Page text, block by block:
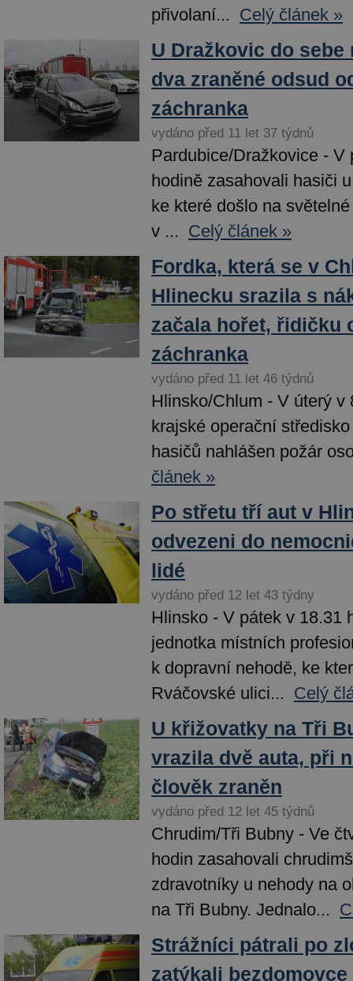
přivolaní... Celý článek »
U Dražkovic do
dva zraněné odsud
záchranka
vydáno před 11 let 37 týdnů
Pardubice/Dražkovice - V
hodině zasahovali hasiči
ke které došlo na
v ... Celý článek »
Fordka, která se v
Hlinecku srazila s
začala hořet, řidičku
záchranka
vydáno před 11 let 46 týdnů
Hlinsko/Chlum - V úterý v
krajské operační
hasičů nahlášen požár
článek »
Po střetu tří aut v
odvezeni do
lidé
vydáno před 12 let 43 týdny
Hlinsko - V pátek v 18.31
jednotka místních
k dopravní nehodě, ke
Rváčovské ulici... Celý
U křižovatky na Tři
vrazila dvě auta, při
člověk zraněn
vydáno před 12 let 45 týdnů
Chrudim/Tři Bubny - Ve
hodin zasahovali
zdravotníky u nehody na
na Tři Bubny. Jednalo...
Strážníci pátrali po
zatýkali